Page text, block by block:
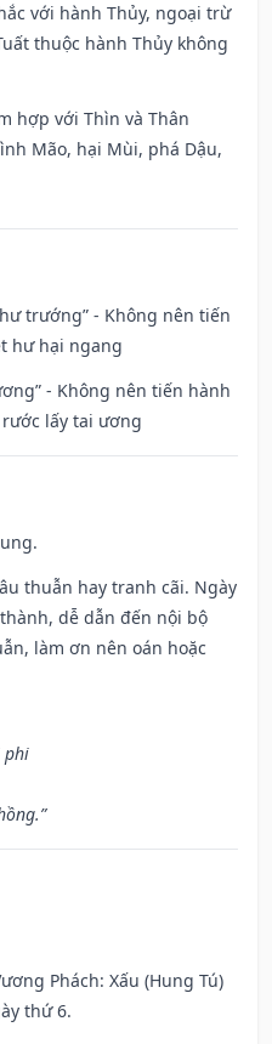
với hành Thủy, ngoại trừ
thuộc hành Thủy không
hợp với Thìn và Thân
Mão, hại Mùi, phá Dậu,
trướng” - Không nên tiến
hư hại ngang
- Không nên tiến hành
lấy tai ương
thuẫn hay tranh cãi. Ngày
dễ dẫn đến nội bộ
làm ơn nên oán hoặc
phi
Phách: Xấu (Hung Tú)
thứ 6.